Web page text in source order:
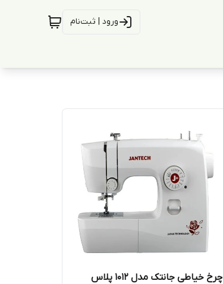
ورود | ثبت‌نام
چرخ خیاطی جانتک مدل 1012 پلاس